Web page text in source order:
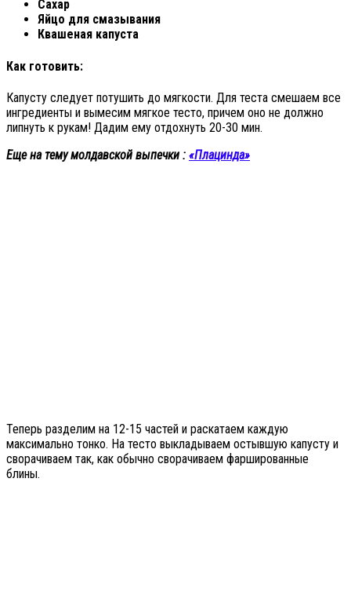
Сахар
Яйцо для смазывания
Квашеная капуста
Как готовить:
Капусту следует потушить до мягкости. Для теста смешаем все
ингредиенты и вымесим мягкое тесто, причем оно не должно
липнуть к рукам! Дадим ему отдохнуть 20-30 мин.
Еще на тему молдавской выпечки : «Плацинда»
Теперь разделим на 12-15 частей и раскатаем каждую
максимально тонко. На тесто выкладываем остывшую капусту и
сворачиваем так, как обычно сворачиваем фаршированные
блины.